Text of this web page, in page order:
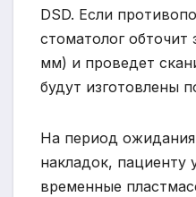
DSD. Если
стоматолог
мм) и проведет
будут изготовлены
На период
накладок, пациенту
временные